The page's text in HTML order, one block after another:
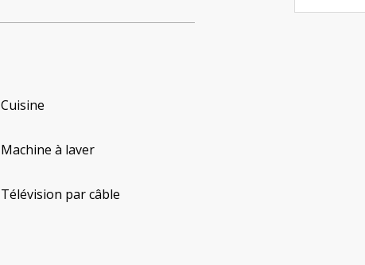
Cuisine
Machine à laver
Télévision par câble